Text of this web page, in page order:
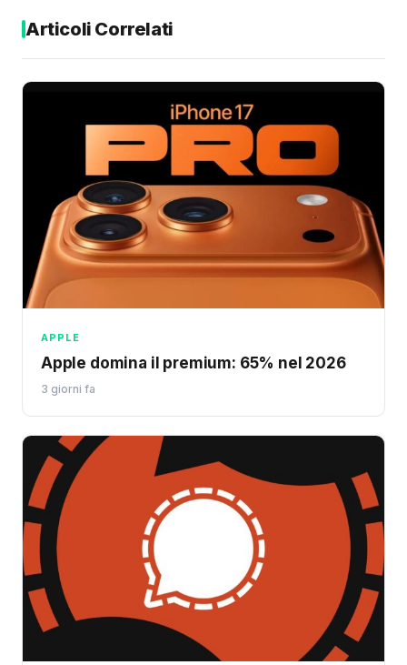
Articoli Correlati
APPLE
Apple domina il premium: 65% nel 2026
3 giorni fa